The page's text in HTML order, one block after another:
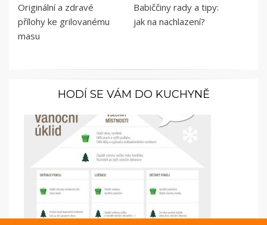
Originální a zdravé
přílohy ke grilovanému
masu
Babiččiny rady a tipy:
jak na nachlazení?
HODÍ SE VÁM DO KUCHYNĚ